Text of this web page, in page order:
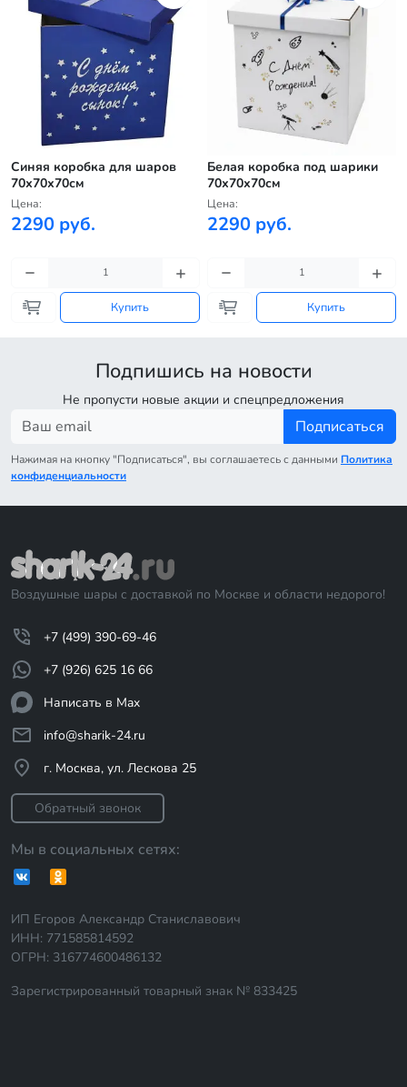
Синяя коробка для шаров
70х70х70см
Цена:
2290 руб.
Купить
Белая коробка под шарики
70х70х70см
Цена:
2290 руб.
Купить
Подпишись на новости
Не пропусти новые акции и спецпредложения
Подписаться
Нажимая на кнопку "Подписаться", вы соглашаетесь с данными Политика
конфиденциальности
Воздушные шары с доставкой по Москве и области недорого!
+7 (499) 390-69-46
+7 (926) 625 16 66
Написать в Max
info@sharik-24.ru
г. Москва, ул. Лескова 25
Обратный звонок
Мы в социальных сетях:
ИП Егоров Александр Станиславович
ИНН: 771585814592
ОГРН: 316774600486132
Зарегистрированный товарный знак № 833425